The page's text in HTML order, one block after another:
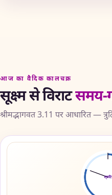
आज का वैदिक कालचक्र
सूक्ष्म से विराटसमय-
श्रीमद्भागवत 3.11 पर आधारित —